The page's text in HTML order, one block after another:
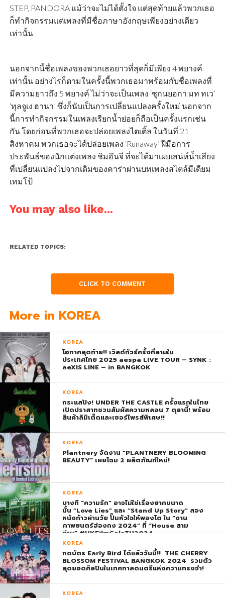
STEP, PANDORA แม้ว่าจะไม่ได้ตั้งใจ แต่สุดท้ายแล้วพวกเธอ
ก็ทำกิจกรรมแต่เพลงที่มีชื่อภาษาอังกฤษเพียงอย่างเดียว
เท่านั้น
นอกจากนี้ชื่อเพลงของพวกเธอยาวที่สุดก็มีเพียง 4 พยางค์
เท่านั้น อย่างไรก็ตามในครั้งนี้พวกเธอมาพร้อมกับชื่อเพลงที่
มีความยาวถึง 5 พยางค์ ไม่ว่าจะเป็นเพลง ‘ซุกนยอกา มท ทเว’
‘ทุลจูเง ฮานา’ ซึ่งก็นับเป็นการเปลี่ยนแปลงครั้งใหม่ นอกจาก
นี้การทำกิจกรรมในเพลงเรียกน้ำย่อยก็ถือเป็นครั้งแรกเช่น
กัน โดยก่อนที่พวกเธอจะปล่อยเพลงไตเติ้ล ในวันที่ 21
สิงหาคม พวกเธอจะได้ปล่อยเพลง ‘Runaway’ ฝีมือการ
ประพันธ์ของนักแต่งเพลง ชิมอึนจี ที่จะได้มาเผยเสน่ห์น้ำเสียง
ที่เปลี่ยนแปลงไปจากเดิมของคาร่าผ่านบทเพลงสไตล์มีเดียม
เทมโป้
You may also like...
RELATED TOPICS:
CLICK TO COMMENT
More in KOREA
KOREA
โอกาศสุดท้าย!! เวิลด์ทัวร์ครั้งที่สามใน
ประเทศไทย 2025 aespa LIVE TOUR – SYNK :
aeXIS LINE – in BANGKOK
KOREA
กระแสปัง! UNDER THE CASTLE ครั้งแรกในไทย
เปิดปราสาทชวนสัมผัสความหลอน 7 ตุลานี้! พร้อม
สินค้าลิมิเต็ดและเซอร์ไพรส์พิเศษ!!
KOREA
Plantnery จัดงาน “PLANTNERY BLOOMING
BEAUTY” เผยโฉม 2 ผลิตภัณฑ์ใหม่!
KOREA
บางที “ความรัก” อาจไม่ใช่เรื่องยากขนาด
นั้น “Love Lies” และ “Stand Up Story” สอง
หนังก้าวผ่านวัย ปั๊มหัวใจให้พองโต ใน “งาน
ภาพยนตร์ฮ่องกง 2024” ที่ “House สาม
ย่าน” #HKFilmGalaTH2024
KOREA
กดบัตร Early Bird ได้แล้ววันนี้!! THE CHERRY
BLOSSOM FESTIVAL BANGKOK 2024 รวมตัว
สุดยอดศิลปินในเทศกาลดนตรีแห่งความทรงจำ!
KOREA